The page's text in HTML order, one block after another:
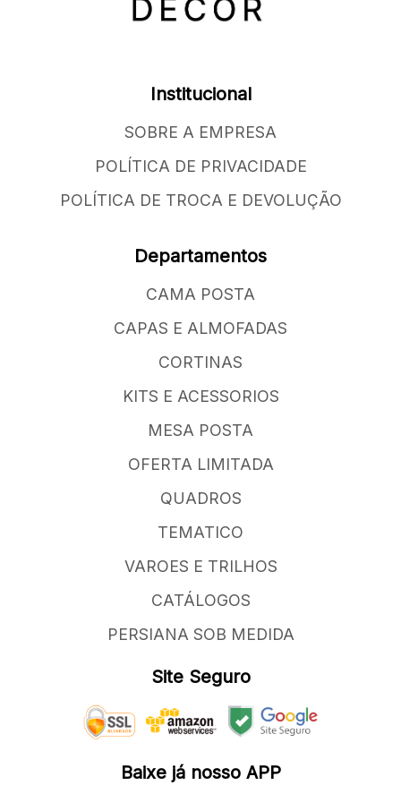
Institucional
SOBRE A EMPRESA
POLÍTICA DE PRIVACIDADE
POLÍTICA DE TROCA E DEVOLUÇÃO
Departamentos
CAMA POSTA
CAPAS E ALMOFADAS
CORTINAS
KITS E ACESSORIOS
MESA POSTA
OFERTA LIMITADA
QUADROS
TEMATICO
VAROES E TRILHOS
CATÁLOGOS
PERSIANA SOB MEDIDA
Site Seguro
Baixe já nosso APP